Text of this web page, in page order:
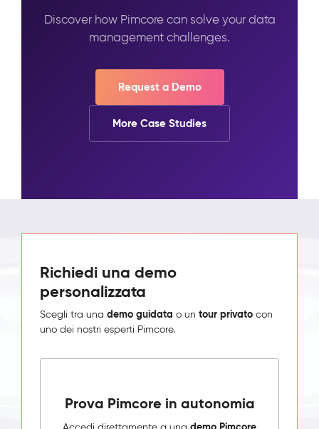
Discover how Pimcore can solve your data
management challenges.
Request a Demo
More Case Studies
Richiedi una demo
personalizzata
Scegli tra una demo guidata o un tour privato con
uno dei nostri esperti Pimcore.
Prova Pimcore in autonomia